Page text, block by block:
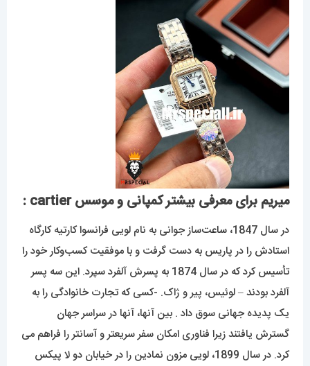
میریم برای معرفی بیشتر کمپانی و موسس cartier :
در سال 1847، ساعت‌ساز جوانی به نام لویی فرانسوا کارتیه کارگاه
استادش را در پاریس به دست گرفت و با موفقیت کسب‌وکار خود را
تأسیس کرد که در سال 1874 به پسرش آلفرد سپرد. این سه پسر
آلفرد بودند – لوئیس، پیر و ژاک. -کسی که تجارت خانوادگی را به
یک پدیده جهانی سوق داد . بین آنها، آنها در سراسر جهان
گسترش یافتند زیرا فناوری امکان سفر سریعتر و آسانتر را فراهم می
کرد. در سال 1899، لویی مزون نمادین را در خیابان دو لا پیکس